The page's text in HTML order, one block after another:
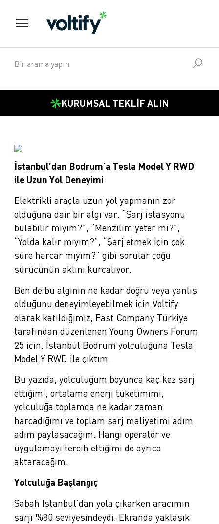
KURUMSAL TEKLİF ALIN
İstanbul’dan Bodrum’a Tesla Model Y RWD
ile Uzun Yol Deneyimi
Elektrikli araçla uzun yol yapmanın zor
olduğuna dair bir algı var. “Şarj istasyonu
bulabilir miyim?”, “Menzilim yeter mi?”,
“Yolda kalır mıyım?”, “Şarj etmek için çok
süre harcar mıyım?” gibi sorular çoğu
sürücünün aklını kurcalıyor.
Ben de bu algının ne kadar doğru veya yanlış
olduğunu deneyimleyebilmek için Voltify
olarak katıldığımız, Fast Company Türkiye
tarafından düzenlenen Young Owners Forum
25 için, İstanbul Bodrum yolculuğuna Tesla
Model Y RWD ile çıktım.
Bu yazıda, yolculuğum boyunca kaç kez şarj
ettiğimi, ortalama enerji tüketimimi,
yolculuğa toplamda ne kadar zaman
harcadığımı ve toplam şarj maliyetimi adım
adım paylaşacağım. Hangi operatör ve
uygulamayı tercih ettiğimi de ayrıca
aktaracağım.
Yolculuğa Başlangıç
Sabah İstanbul’dan yola çıkarken aracımın
şarjı %80 seviyesindeydi. Ekranda yaklaşık